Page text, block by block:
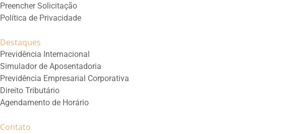
Preencher Solicitação
Política de Privacidade
Destaques
Previdência Internacional
Simulador de Aposentadoria
Previdência Empresarial Corporativa
Direito Tributário
Agendamento de Horário
Contato